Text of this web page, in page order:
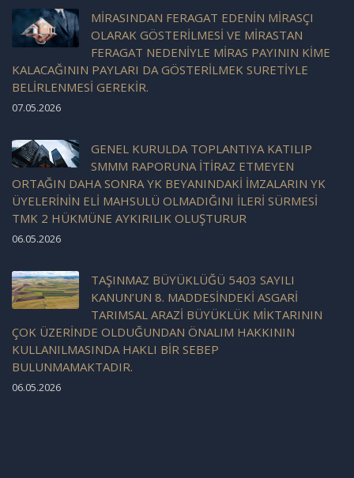
MİRASINDAN FERAGAT EDENİN MİRASÇI
OLARAK GÖSTERİLMESİ VE MİRASTAN
FERAGAT NEDENİYLE MİRAS PAYININ KİME
KALACAĞININ PAYLARI DA GÖSTERİLMEK SURETİYLE
BELİRLENMESİ GEREKİR.
07.05.2026
GENEL KURULDA TOPLANTIYA KATILIP
SMMM RAPORUNA İTİRAZ ETMEYEN
ORTAĞIN DAHA SONRA YK BEYANINDAKİ İMZALARIN YK
ÜYELERİNİN ELİ MAHSULÜ OLMADIĞINI İLERİ SÜRMESİ
TMK 2 HÜKMÜNE AYKIRILIK OLUŞTURUR
06.05.2026
TAŞINMAZ BÜYÜKLÜĞÜ 5403 SAYILI
KANUN’UN 8. MADDESİNDEKİ ASGARİ
TARIMSAL ARAZİ BÜYÜKLÜK MİKTARININ
ÇOK ÜZERİNDE OLDUĞUNDAN ÖNALIM HAKKININ
KULLANILMASINDA HAKLI BİR SEBEP
BULUNMAMAKTADIR.
06.05.2026